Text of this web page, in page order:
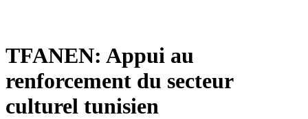
TFANEN: Appui au
renforcement du secteur
culturel tunisien